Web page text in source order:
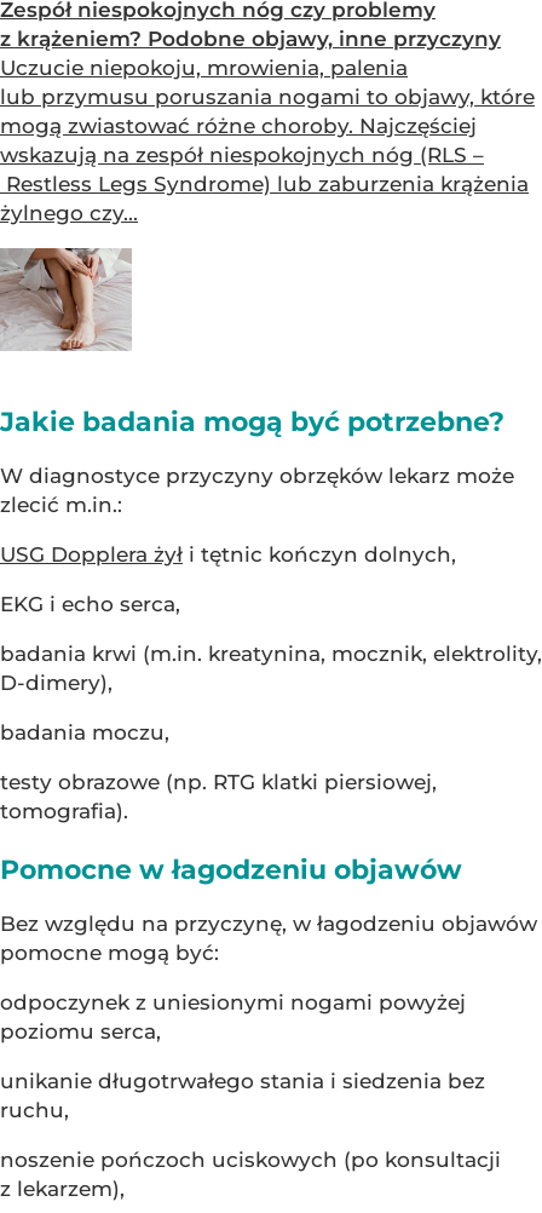
Zespół niespokojnych nóg czy problemy
z krążeniem? Podobne objawy, inne przyczyny
Uczucie niepokoju, mrowienia, palenia
lub przymusu poruszania nogami to objawy, które
mogą zwiastować różne choroby. Najczęściej
wskazują na zespół niespokojnych nóg (RLS –
Restless Legs Syndrome) lub zaburzenia krążenia
żylnego czy...
Jakie badania mogą być potrzebne?
W diagnostyce przyczyny obrzęków lekarz może
zlecić m.in.:
USG Dopplera żył i tętnic kończyn dolnych,
EKG i echo serca,
badania krwi (m.in. kreatynina, mocznik, elektrolity,
D-dimery),
badania moczu,
testy obrazowe (np. RTG klatki piersiowej,
tomografia).
Pomocne w łagodzeniu objawów
Bez względu na przyczynę, w łagodzeniu objawów
pomocne mogą być:
odpoczynek z uniesionymi nogami powyżej
poziomu serca,
unikanie długotrwałego stania i siedzenia bez
ruchu,
noszenie pończoch uciskowych (po konsultacji
z lekarzem),